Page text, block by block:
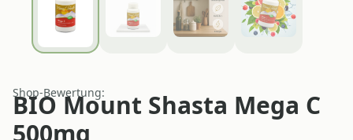
Shop-Bewertung:
BIO Mount Shasta Mega C
500mg